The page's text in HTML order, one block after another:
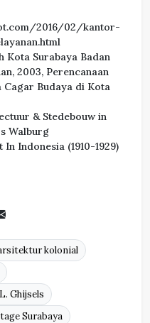
2016/02/kantor-
Kota Surabaya Badan
2003, Perencanaan
Cagar Budaya di Kota
& Stedebouw in
Walburg
Indonesia (1910-1929)
kolonial
Ghijsels
Surabaya